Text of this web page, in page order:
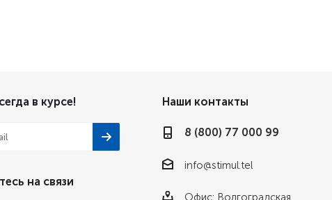
в курсе!
на связи
Наши контакты
8 (800) 77 000 99
info@stimul.tel
Офис: Волгоградская